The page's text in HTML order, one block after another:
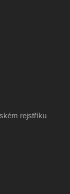
rejstříku